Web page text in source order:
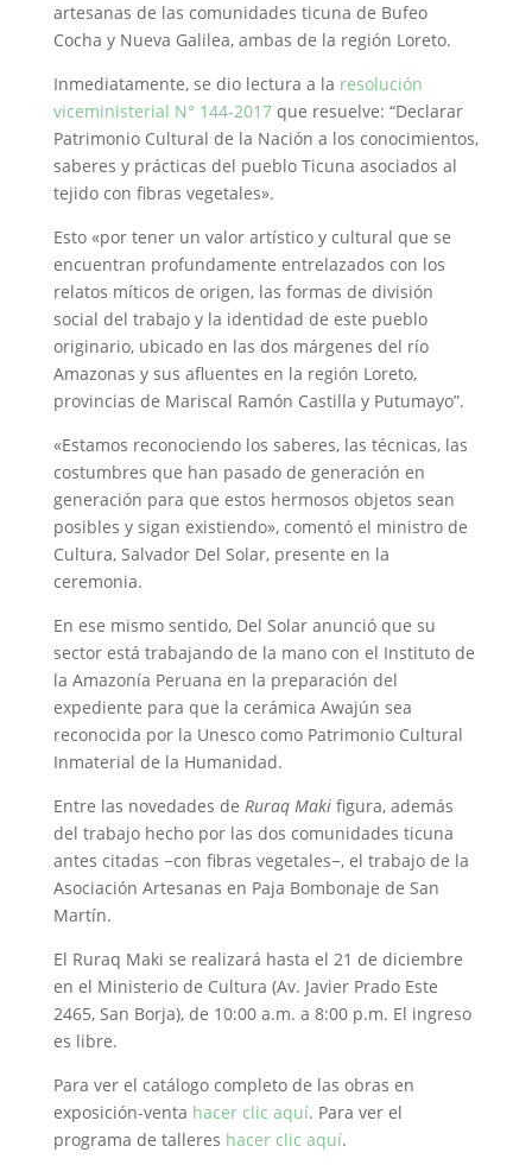
artesanas de las comunidades ticuna de Bufeo
Cocha y Nueva Galilea, ambas de la región Loreto.
Inmediatamente, se dio lectura a la resolución
viceministerial N° 144-2017que resuelve: “Declarar
Patrimonio Cultural de la Nación a los conocimientos,
saberes y prácticas del pueblo Ticuna asociados al
tejido con fibras vegetales».
Esto «por tener un valor artístico y cultural que se
encuentran profundamente entrelazados con los
relatos míticos de origen, las formas de división
social del trabajo y la identidad de este pueblo
originario, ubicado en las dos márgenes del río
Amazonas y sus afluentes en la región Loreto,
provincias de Mariscal Ramón Castilla y Putumayo”.
«Estamos reconociendo los saberes, las técnicas, las
costumbres que han pasado de generación en
generación para que estos hermosos objetos sean
posibles y sigan existiendo», comentó el ministro de
Cultura, Salvador Del Solar, presente en la
ceremonia.
En ese mismo sentido, Del Solar anunció que su
sector está trabajando de la mano con el Instituto de
la Amazonía Peruana en la preparación del
expediente para que la cerámica Awajún sea
reconocida por la Unesco como Patrimonio Cultural
Inmaterial de la Humanidad.
Entre las novedades de Ruraq Makifigura, además
del trabajo hecho por las dos comunidades ticuna
antes citadas −con fibras vegetales−, el trabajo de la
Asociación Artesanas en Paja Bombonaje de San
Martín.
El Ruraq Maki se realizará hasta el 21 de diciembre
en el Ministerio de Cultura (Av. Javier Prado Este
2465, San Borja), de 10:00 a.m. a 8:00 p.m. El ingreso
es libre.
Para ver el catálogo completo de las obras en
exposición-venta hacer clic aquí. Para ver el
programa de talleres hacer clic aquí.